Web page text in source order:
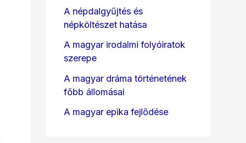
A népdalgyűjtés és
népköltészet hatása
A magyar irodalmi folyóiratok
szerepe
A magyar dráma történetének
főbb állomásai
A magyar epika fejlődése